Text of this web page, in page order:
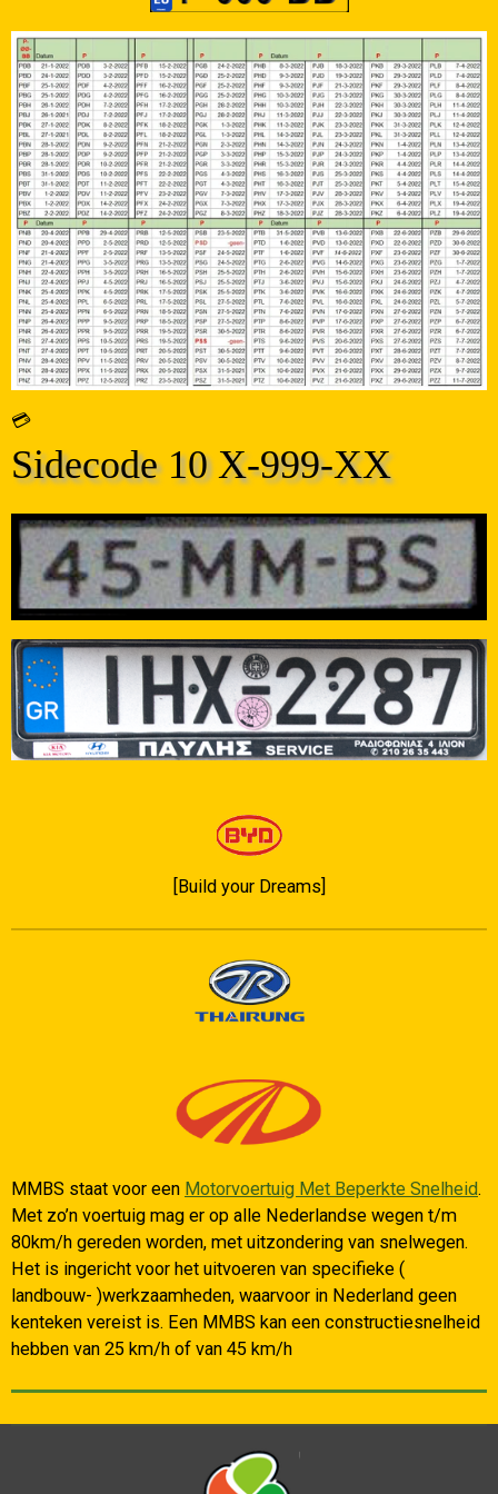
💳
Sidecode 10 X-999-XX
[Build your Dreams]
MMBS staat voor een Motorvoertuig Met Beperkte Snelheid.
Met zo’n voertuig mag er op alle Nederlandse wegen t/m
80km/h gereden worden, met uitzondering van snelwegen.
Het is ingericht voor het uitvoeren van specifieke (
landbouw- )werkzaamheden, waarvoor in Nederland geen
kenteken vereist is. Een MMBS kan een constructiesnelheid
hebben van 25 km/h of van 45 km/h